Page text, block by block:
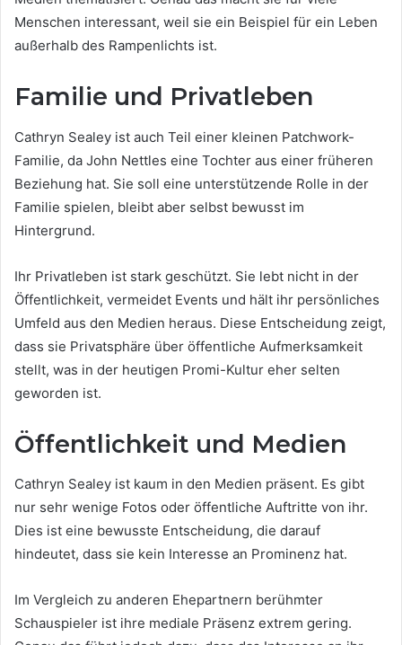
Menschen interessant, weil sie ein Beispiel für ein Leben
außerhalb des Rampenlichts ist.
Familie und Privatleben
Cathryn Sealey ist auch Teil einer kleinen Patchwork-
Familie, da John Nettles eine Tochter aus einer früheren
Beziehung hat. Sie soll eine unterstützende Rolle in der
Familie spielen, bleibt aber selbst bewusst im
Hintergrund.
Ihr Privatleben ist stark geschützt. Sie lebt nicht in der
Öffentlichkeit, vermeidet Events und hält ihr persönliches
Umfeld aus den Medien heraus. Diese Entscheidung zeigt,
dass sie Privatsphäre über öffentliche Aufmerksamkeit
stellt, was in der heutigen Promi-Kultur eher selten
geworden ist.
Öffentlichkeit und Medien
Cathryn Sealey ist kaum in den Medien präsent. Es gibt
nur sehr wenige Fotos oder öffentliche Auftritte von ihr.
Dies ist eine bewusste Entscheidung, die darauf
hindeutet, dass sie kein Interesse an Prominenz hat.
Im Vergleich zu anderen Ehepartnern berühmter
Schauspieler ist ihre mediale Präsenz extrem gering.